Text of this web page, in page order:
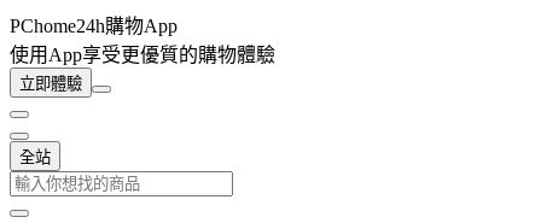
PChome24h購物App
使用App享受更優質的購物體驗
立即體驗
全站